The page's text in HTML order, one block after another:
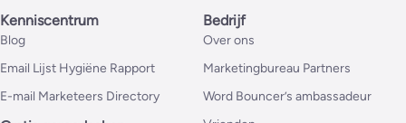
Kenniscentrum
Blog
Email Lijst Hygiëne Rapport
E-mail Marketeers Directory
Bedrijf
Over ons
Marketingbureau Partners
Word Bouncer’s ambassadeur